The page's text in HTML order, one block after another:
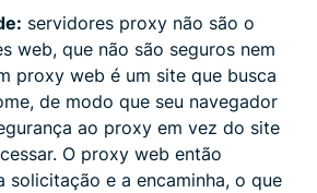
servidores proxy não são o
web, que não são seguros nem
proxy web é um site que busca
de modo que seu navegador
ao proxy em vez do site
O proxy web então
solicitação e a encaminha, o que